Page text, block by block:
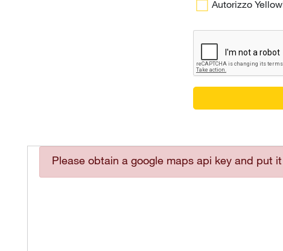
Autorizzo
Please obtain a google maps api key and put